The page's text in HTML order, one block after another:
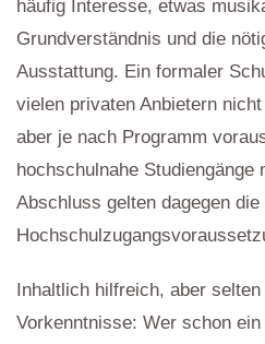
häufig Interesse, etwas
Grundverständnis und die
Ausstattung. Ein formaler
vielen privaten Anbietern
aber je nach Programm
hochschulnahe Studiengänge
Abschluss gelten dagegen die
Inhaltlich hilfreich, aber
Vorkenntnisse: Wer schon